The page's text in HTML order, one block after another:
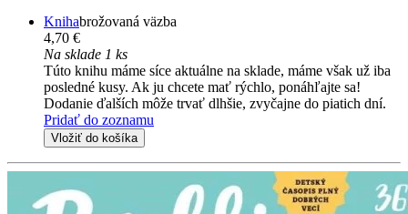
Knihabrožovaná väzba
4,70 €
Na sklade 1 ks
Túto knihu máme síce aktuálne na sklade, máme však už iba
posledné kusy. Ak ju chcete mať rýchlo, ponáhľajte sa!
Dodanie ďalších môže trvať dlhšie, zvyčajne do piatich dní.
Pridať do zoznamu
Vložiť do košíka